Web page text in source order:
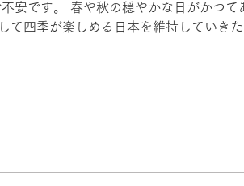
安です。 春や秋の穏やかな日がかつて
四季が楽しめる日本を維持していきた